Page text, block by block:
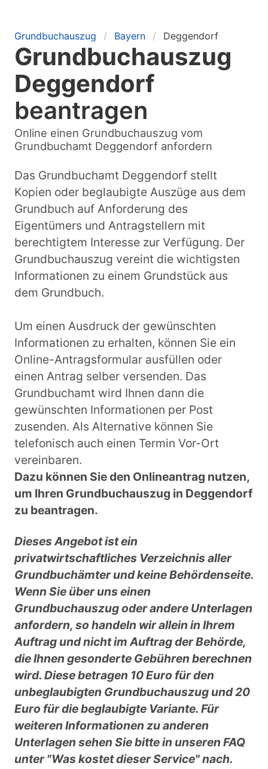
Grundbuchauszug Bayern Deggendorf
Grundbuchauszug
Deggendorf
beantragen
Online einen Grundbuchauszug vom
Grundbuchamt Deggendorf anfordern
Das Grundbuchamt Deggendorf stellt
Kopien oder beglaubigte Auszüge aus dem
Grundbuch auf Anforderung des
Eigentümers und Antragstellern mit
berechtigtem Interesse zur Verfügung. Der
Grundbuchauszug vereint die wichtigsten
Informationen zu einem Grundstück aus
dem Grundbuch.
Um einen Ausdruck der gewünschten
Informationen zu erhalten, können Sie ein
Online-Antragsformular ausfüllen oder
einen Antrag selber versenden. Das
Grundbuchamt wird Ihnen dann die
gewünschten Informationen per Post
zusenden. Als Alternative können Sie
telefonisch auch einen Termin Vor-Ort
vereinbaren.
Dazu können Sie den Onlineantrag nutzen,
um Ihren Grundbuchauszug in Deggendorf
zu beantragen.
Dieses Angebot ist ein
privatwirtschaftliches Verzeichnis aller
Grundbuchämter und keine Behördenseite.
Wenn Sie über uns einen
Grundbuchauszug oder andere Unterlagen
anfordern, so handeln wir allein in Ihrem
Auftrag und nicht im Auftrag der Behörde,
die Ihnen gesonderte Gebühren berechnen
wird. Diese betragen 10 Euro für den
unbeglaubigten Grundbuchauszug und 20
Euro für die beglaubigte Variante. Für
weiteren Informationen zu anderen
Unterlagen sehen Sie bitte in unseren FAQ
unter "Was kostet dieser Service" nach.